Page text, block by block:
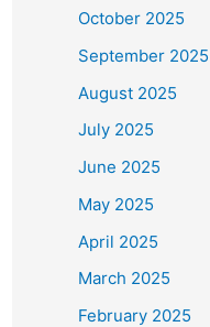
October 2025
September 2025
August 2025
July 2025
June 2025
May 2025
April 2025
March 2025
February 2025